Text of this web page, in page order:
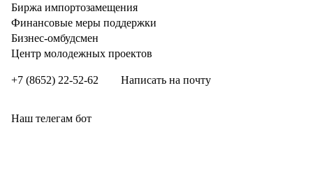
Биржа импортозамещения
Финансовые меры поддержки
Бизнес-омбудсмен
Центр молодежных проектов
+7 (8652) 22-52-62 Написать на почту
Наш телегам бот